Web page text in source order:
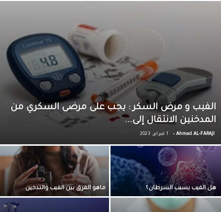
الفيب و مرض السكر : يجب على مرضى السكري من
المدخنين الانتقال إلى...
Ahmad AL-FARAJI
-
ماهو الفرق بين الفيب والتدخين هل الفيب يسبب السرطان؟